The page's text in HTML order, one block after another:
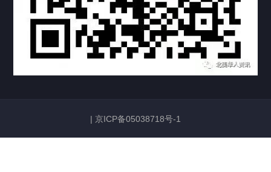
上海宝山公证处海牙认证
上海奉贤公证处海牙认证
| 京ICP备05038718号-1